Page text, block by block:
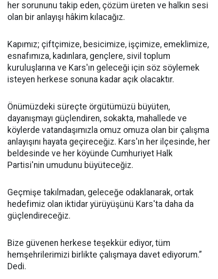
her sorununu takip eden, çözüm üreten ve halkın sesi
olan bir anlayışı hâkim kılacağız.
Kapımız; çiftçimize, besicimize, işçimize, emeklimize,
esnafımıza, kadınlara, gençlere, sivil toplum
kuruluşlarına ve Kars'ın geleceği için söz söylemek
isteyen herkese sonuna kadar açık olacaktır.
Önümüzdeki süreçte örgütümüzü büyüten,
dayanışmayı güçlendiren, sokakta, mahallede ve
köylerde vatandaşımızla omuz omuza olan bir çalışma
anlayışını hayata geçireceğiz. Kars'ın her ilçesinde, her
beldesinde ve her köyünde Cumhuriyet Halk
Partisi'nin umudunu büyüteceğiz.
Geçmişe takılmadan, geleceğe odaklanarak, ortak
hedefimiz olan iktidar yürüyüşünü Kars'ta daha da
güçlendireceğiz.
Bize güvenen herkese teşekkür ediyor, tüm
hemşehrilerimizi birlikte çalışmaya davet ediyorum.”
Dedi.